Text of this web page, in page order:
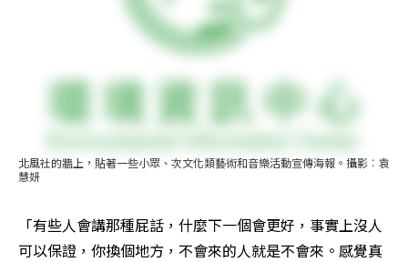
北風社的牆上，貼著一些小眾、次文化類藝術和音樂活動宣傳海報。攝影︰袁
慧妍
「有些人會講那種屁話，什麼下一個會更好，事實上沒人
可以保證，你換個地方，不會來的人就是不會來。感覺真